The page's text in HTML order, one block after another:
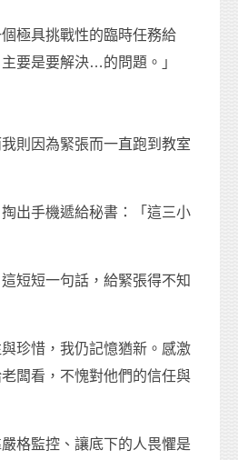
極具挑戰性的臨時任務給
要是要解決…的問題。」
則因為緊張而一直跑到教室
出手機遞給秘書：「這三小
短短一句話，給緊張得不知
珍惜，我仍記憶猶新。感激
闆看，不愧對他們的信任與
格監控、讓底下的人畏懼是